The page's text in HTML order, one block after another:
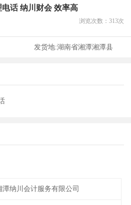
话 纳川财会 效率高
浏览次数： 313次
发货地:湖南省湘潭湘潭县
潭纳川会计服务有限公司